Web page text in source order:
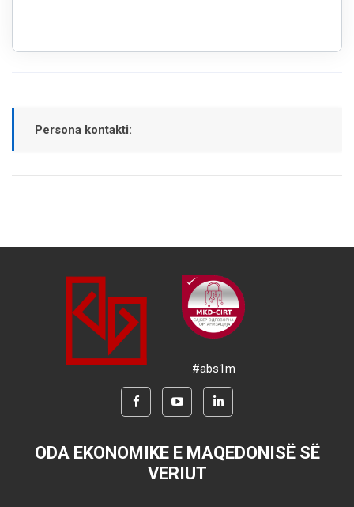
Persona kontakti:
#abs1m
ODA EKONOMIKE E MAQEDONISË SË
VERIUT